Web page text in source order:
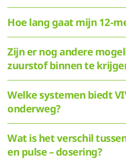
Hoe lang gaat mijn 12-
Zijn er nog andere
zuurstof binnen te
Welke systemen biedt
onderweg?
Wat is het verschil
en pulse – dosering?